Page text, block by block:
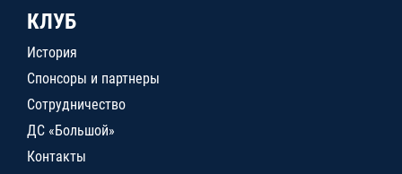
КЛУБ
История
Спонсоры и партнеры
Сотрудничество
ДС «Большой»
Контакты